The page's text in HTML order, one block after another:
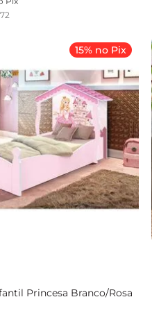
72
15% no Pix
Princesa Branco/Rosa